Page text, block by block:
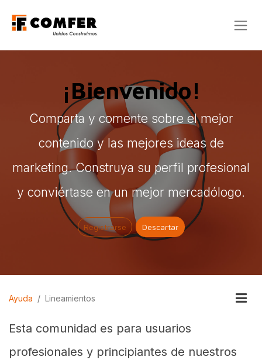
¡Bienvenido!
Comparta y comente sobre el mejor
contenido y las mejores ideas de
marketing. Construya su perfil profesional
y conviértase en un mejor mercadólogo.
Registrarse Descartar
Ayuda Lineamientos
Esta comunidad es para usuarios
profesionales y principiantes de nuestros